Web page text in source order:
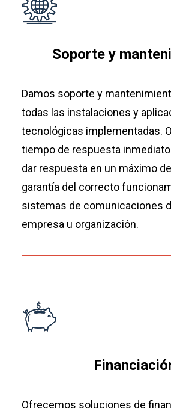
Soporte y
Damos soporte y
todas las instalaciones y
tecnológicas implementadas.
tiempo de respuesta
dar respuesta en un máximo
garantía del correcto
sistemas de comunicaciones
empresa u organización.
Ofrecemos soluciones de